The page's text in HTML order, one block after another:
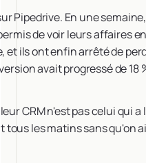
Pipedrive. En une
de voir leurs affaires
ils ont enfin arrêté de
avait progressé de
CRM n'est pas celui qui
les matins sans qu'on